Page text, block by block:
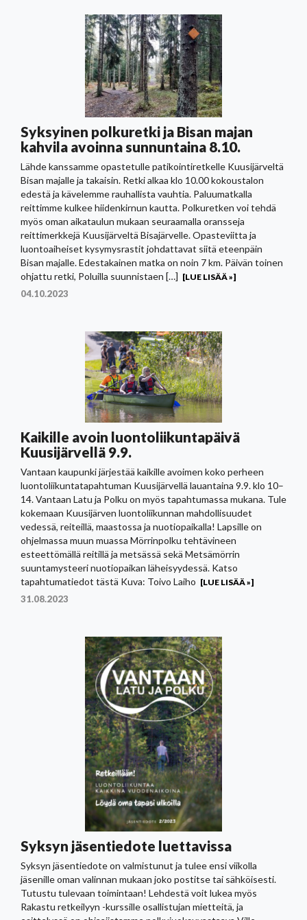
Syksyinen polkuretki ja Bisan majan
kahvila avoinna sunnuntaina 8.10.
Lähde kanssamme opastetulle patikointiretkelle Kuusijärveltä
Bisan majalle ja takaisin. Retki alkaa klo 10.00 kokoustalon
edestä ja kävelemme rauhallista vauhtia. Paluumatkalla
reittimme kulkee hiidenkirnun kautta. Polkuretken voi tehdä
myös oman aikataulun mukaan seuraamalla oransseja
reittimerkkejä Kuusijärveltä Bisajärvelle. Opasteviitta ja
luontoaiheiset kysymysrastit johdattavat siitä eteenpäin
Bisan majalle. Edestakainen matka on noin 7 km. Päivän toinen
ohjattu retki, Poluilla suunnistaen […] [LUE LISÄÄ »]
04.10.2023
Kaikille avoin luontoliikuntapäivä
Kuusijärvellä 9.9.
Vantaan kaupunki järjestää kaikille avoimen koko perheen
luontoliikuntatapahtuman Kuusijärvellä lauantaina 9.9. klo 10–
14. Vantaan Latu ja Polku on myös tapahtumassa mukana. Tule
kokemaan Kuusijärven luontoliikunnan mahdollisuudet
vedessä, reiteillä, maastossa ja nuotiopaikalla! Lapsille on
ohjelmassa muun muassa Mörrinpolku tehtävineen
esteettömällä reitillä ja metsässä sekä Metsämörrin
suuntamysteeri nuotiopaikan läheisyydessä. Katso
tapahtumatiedot tästä Kuva: Toivo Laiho [LUE LISÄÄ »]
31.08.2023
Syksyn jäsentiedote luettavissa
Syksyn jäsentiedote on valmistunut ja tulee ensi viikolla
jäsenille oman valinnan mukaan joko postitse tai sähköisesti.
Tutustu tulevaan toimintaan! Lehdestä voit lukea myös
Rakastu retkeilyyn -kurssille osallistujan mietteitä, ja